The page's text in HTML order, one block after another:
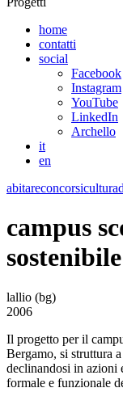
home
contatti
social
Facebook
Instagram
YouTube
LinkedIn
Archello
it
en
abitareconcorsicultura
campus
sostenibile
lallio (bg)
2006
Il progetto per il
Bergamo, si struttura
declinandosi in azioni
formale e funzionale